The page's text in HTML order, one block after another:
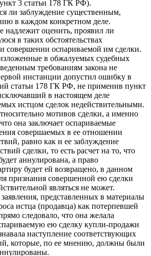
3 статьи 178 ГК РФ).
ли заблуждение существенным,
в каждом конкретном деле.
надлежит оценить, проявил ли
в таких обстоятельствах
совершении оспариваемой им сделки.
в обжалуемых судебных
требованиям закона не
инстанции допустил ошибку в
статьи 178 ГК РФ, не применив пункт
в настоящем деле
истцом сделок недействительными.
мотивов сделки, а именно
она заключает оспариваемые
совершаемых в ее отношении
равно как и ее заблуждение
сделки, то есть расчет на то, что
аннулирована, а право
будет ей возвращено, в данном
признания совершенной ею сделки
являться не может.
представленных в материалы
истца (продавца) как потерпевшей
следовало, что она желала
ею сделку купли-продажи
наступление соответствующих
которые, по ее мнению, должны были